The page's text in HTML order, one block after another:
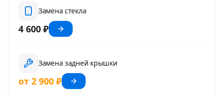
Замена стекла
4 600 ₽
Замена задней крышки
от 2 900 ₽